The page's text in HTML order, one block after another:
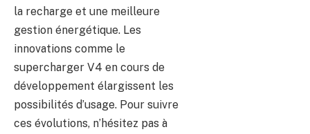
la recharge et une meilleure
gestion énergétique. Les
innovations comme le
supercharger V4 en cours de
développement élargissent les
possibilités d’usage. Pour suivre
ces évolutions, n’hésitez pas à